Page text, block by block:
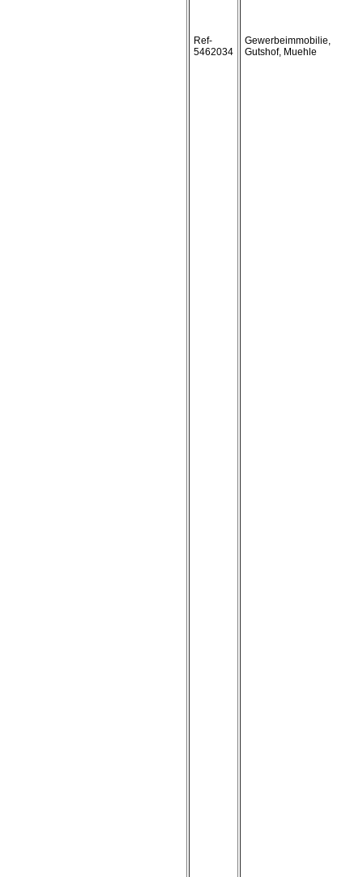
Ref-
5462034
Gewerbeimmobilie,
Gutshof, Muehle